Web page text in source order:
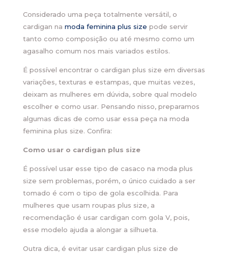
Considerado uma peça totalmente versátil, o
cardigan na moda feminina plus size pode servir
tanto como composição ou até mesmo como um
agasalho comum nos mais variados estilos.
É possível encontrar o cardigan plus size em diversas
variações, texturas e estampas, que muitas vezes,
deixam as mulheres em dúvida, sobre qual modelo
escolher e como usar. Pensando nisso, preparamos
algumas dicas de como usar essa peça na moda
feminina plus size. Confira:
Como usar o cardigan plus size
É possível usar esse tipo de casaco na moda plus
size sem problemas, porém, o único cuidado a ser
tomado é com o tipo de gola escolhida. Para
mulheres que usam roupas plus size, a
recomendação é usar cardigan com gola V, pois,
esse modelo ajuda a alongar a silhueta.
Outra dica, é evitar usar cardigan plus size de